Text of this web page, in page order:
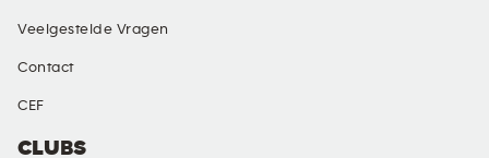
CLUBS
Veelgestelde Vragen
Contact
CEF